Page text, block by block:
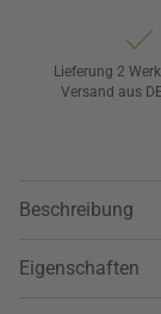
Lieferung 2
Versand aus
Beschreibung
Eigenschaften